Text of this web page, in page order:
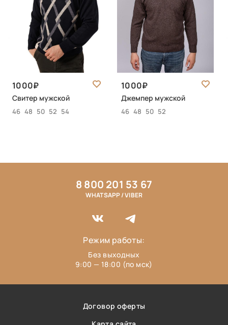
1000
Свитер мужской
46 48 50 52 54
1000
Джемпер мужской
46 48 50 52
Договор оферты
8 800 201 53 67
WHATSAPP / VIBER
Режим работы:
Без выходных
9:00 — 18:00 (по мск)